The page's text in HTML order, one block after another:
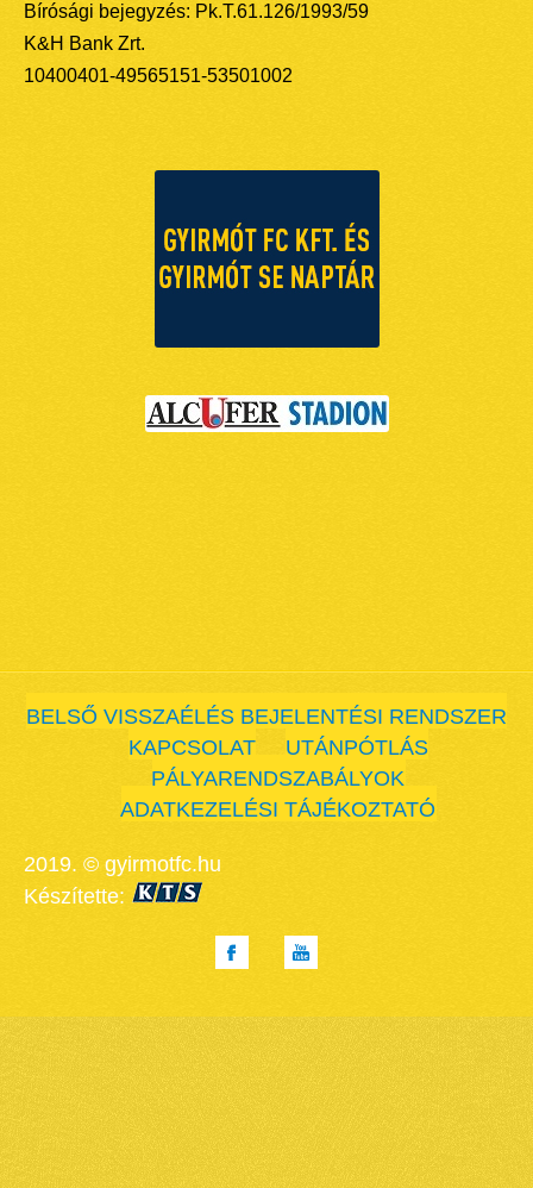
Bírósági bejegyzés: Pk.T.61.126/1993/59
K&H Bank Zrt.
10400401-49565151-53501002
BELSŐ VISSZAÉLÉS BEJELENTÉSI RENDSZER
KAPCSOLAT
UTÁNPÓTLÁS
PÁLYARENDSZABÁLYOK
ADATKEZELÉSI TÁJÉKOZTATÓ
2019. © gyirmotfc.hu
Készítette: